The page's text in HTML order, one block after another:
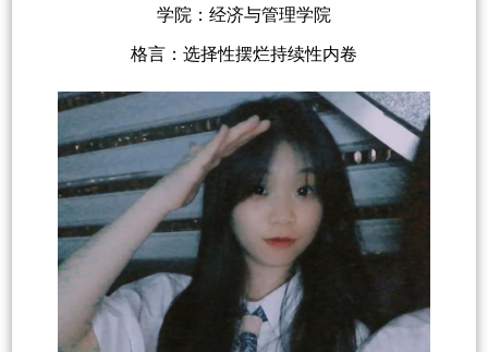
学院：经济与管理学院
格言：选择性摆烂持续性内卷